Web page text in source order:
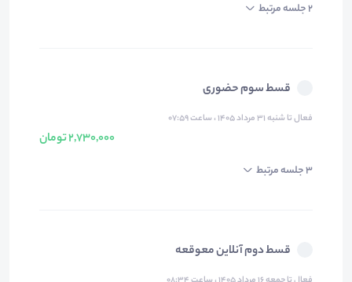
2 جلسه مرتبط
قسط سوم حضوری
فعال تا شنبه ۳۱ مرداد ۱۴۰۵ ، ساعت ۰۷:۵۹
2,730,000 تومان
3 جلسه مرتبط
قسط دوم آنلاین معوقعه